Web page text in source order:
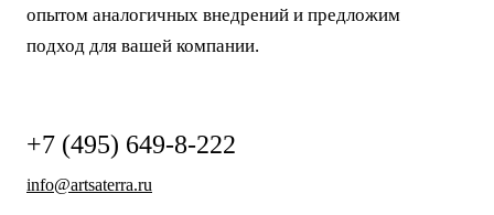
опытом аналогичных внедрений и предложим
подход для вашей компании.
+7 (495) 649-8-222
info@artsaterra.ru